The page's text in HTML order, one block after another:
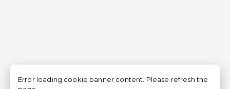
Error loading cookie banner content. Please refresh the